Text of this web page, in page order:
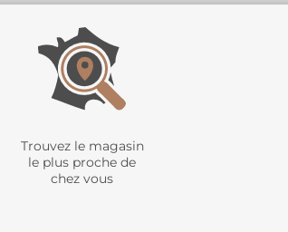
Trouvez le magasin
le plus proche de
chez vous